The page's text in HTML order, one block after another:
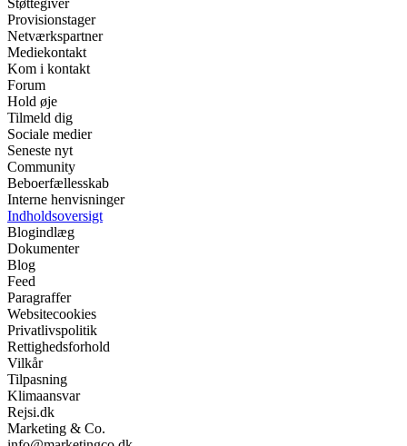
Provisionstager
Netværkspartner
Mediekontakt
Kom i kontakt
Forum
Hold øje
Tilmeld dig
Sociale medier
Seneste nyt
Community
Beboerfællesskab
Interne henvisninger
Indholdsoversigt
Blogindlæg
Dokumenter
Blog
Feed
Paragraffer
Websitecookies
Privatlivspolitik
Rettighedsforhold
Vilkår
Tilpasning
Klimaansvar
Rejsi.dk
Marketing & Co.